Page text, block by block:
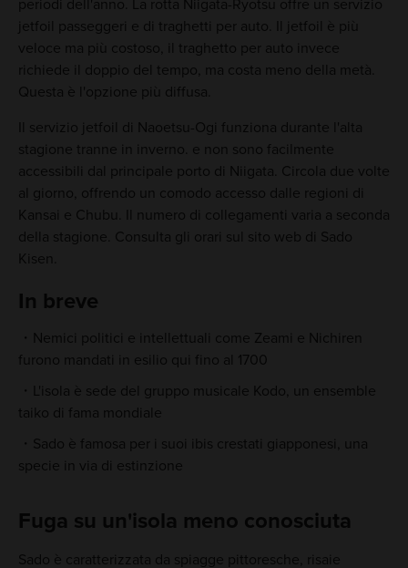
periodi dell'anno. La rotta Niigata-Ryotsu offre un servizio
jetfoil passeggeri e di traghetti per auto. Il jetfoil è più
veloce ma più costoso, il traghetto per auto invece
richiede il doppio del tempo, ma costa meno della metà.
Questa è l'opzione più diffusa.
Il servizio jetfoil di Naoetsu-Ogi funziona durante l'alta
stagione tranne in inverno. e non sono facilmente
accessibili dal principale porto di Niigata. Circola due volte
al giorno, offrendo un comodo accesso dalle regioni di
Kansai e Chubu. Il numero di collegamenti varia a seconda
della stagione. Consulta gli orari sul sito web di Sado
Kisen.
In breve
Nemici politici e intellettuali come Zeami e Nichiren
furono mandati in esilio qui fino al 1700
L'isola è sede del gruppo musicale Kodo, un ensemble
taiko di fama mondiale
Sado è famosa per i suoi ibis crestati giapponesi, una
specie in via di estinzione
Fuga su un'isola meno conosciuta
Sado è caratterizzata da spiagge pittoresche, risaie